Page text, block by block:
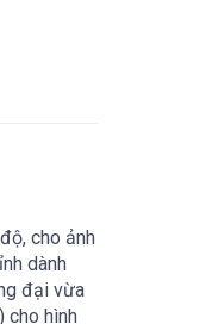
cho ảnh
dành
đại vừa
cho hình